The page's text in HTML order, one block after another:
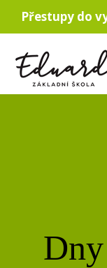
Přestupy do